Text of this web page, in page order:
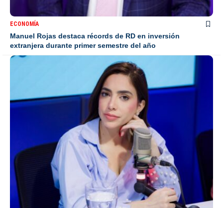
ECONOMÍA
Manuel Rojas destaca récords de RD en inversión
extranjera durante primer semestre del año